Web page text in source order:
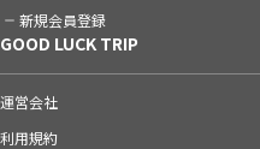
新規会員登録
GOOD LUCK TRIP
運営会社
利用規約